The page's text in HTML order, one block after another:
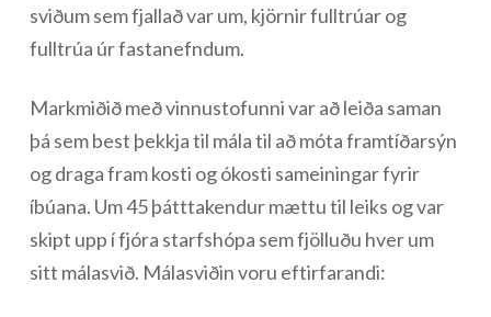
sviðum sem fjallað var um, kjörnir fulltrúar og
fulltrúa úr fastanefndum.
Markmiðið með vinnustofunni var að leiða saman
þá sem best þekkja til mála til að móta framtíðarsýn
og draga fram kosti og ókosti sameiningar fyrir
íbúana. Um 45 þátttakendur mættu til leiks og var
skipt upp í fjóra starfshópa sem fjölluðu hver um
sitt málasvið. Málasviðin voru eftirfarandi: